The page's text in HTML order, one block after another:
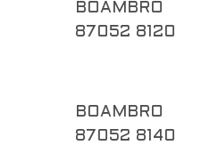
BOAMBRO
87052 8120
BOAMBRO
87052 8140